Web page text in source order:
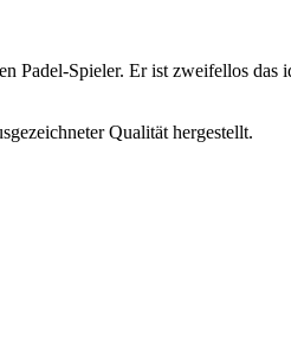
Padel-Spieler. Er ist zweifellos
Qualität hergestellt.